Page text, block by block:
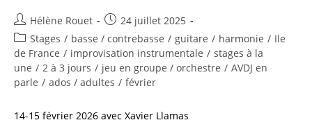
Hélène Rouet
24 juillet 2025
Stages / basse / contrebasse / guitare / harmonie / Ile
de France / improvisation instrumentale / stages à la
une / 2 à 3 jours / jeu en groupe / orchestre / AVDJ en
parle / ados / adultes / février
14-15 février 2026 avec Xavier Llamas